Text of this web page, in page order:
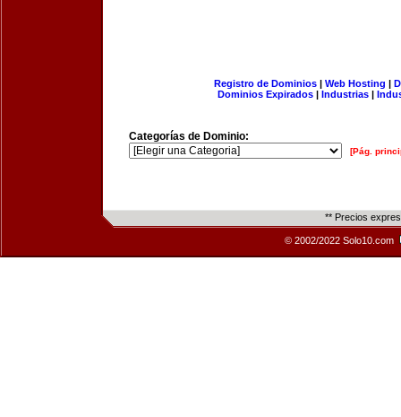
Registro de Dominios| Web Hosting |
Dominios Expirados | Industrias |
Categorías de Dominio:
[Pág.
** Precios
© 2002/2022 Solo10.com